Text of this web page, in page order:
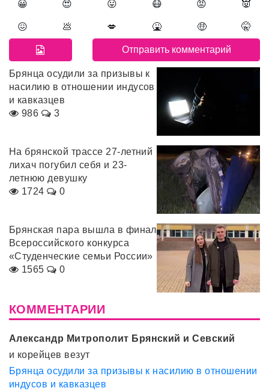
😀 😍 😛 😷 😡 👿
😖 💩 💋 🤮 🤑 🤫
Брянца осудили за призывы к
насилию в отношении индусов
и кавказцев
986
3
На брянской трассе 27-летний
лихач погубил себя и 23-
летнюю девушку
1724
0
Брянская пара вышла в финал
Всероссийского конкурса
«Студенческие семьи России»
1565
0
КОММЕНТАРИИ
Александр Митрополит Брянский и Севский
и корейцев везут
Брянца осудили за призывы к насилию в отношении
индусов и кавказцев